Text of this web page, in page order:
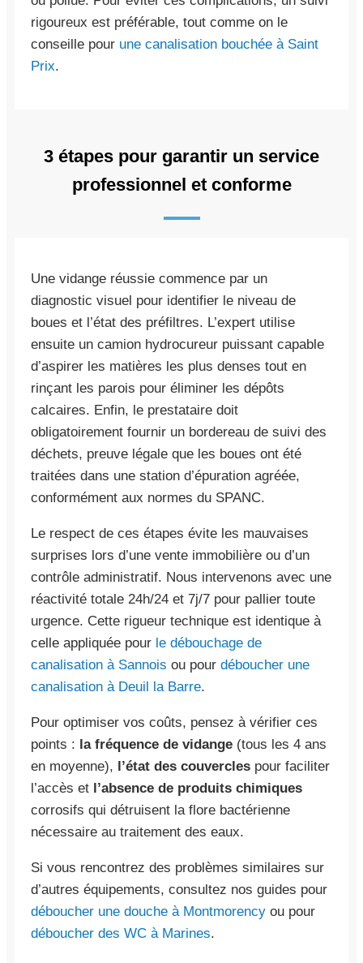
rigoureux est préférable, tout comme on le
conseille pour une canalisation bouchée à Saint
Prix.
3 étapes pour garantir un service
professionnel et conforme
Une vidange réussie commence par un
diagnostic visuel pour identifier le niveau de
boues et l’état des préfiltres. L’expert utilise
ensuite un camion hydrocureur puissant capable
d’aspirer les matières les plus denses tout en
rinçant les parois pour éliminer les dépôts
calcaires. Enfin, le prestataire doit
obligatoirement fournir un bordereau de suivi des
déchets, preuve légale que les boues ont été
traitées dans une station d’épuration agréée,
conformément aux normes du SPANC.
Le respect de ces étapes évite les mauvaises
surprises lors d’une vente immobilière ou d’un
contrôle administratif. Nous intervenons avec une
réactivité totale 24h/24 et 7j/7 pour pallier toute
urgence. Cette rigueur technique est identique à
celle appliquée pour le débouchage de
canalisation à Sannois ou pour déboucher une
canalisation à Deuil la Barre.
Pour optimiser vos coûts, pensez à vérifier ces
points : la fréquence de vidange (tous les 4 ans
en moyenne), l’état des couvercles pour faciliter
l’accès et l’absence de produits chimiques
corrosifs qui détruisent la flore bactérienne
nécessaire au traitement des eaux.
Si vous rencontrez des problèmes similaires sur
d’autres équipements, consultez nos guides pour
déboucher une douche à Montmorency ou pour
déboucher des WC à Marines.